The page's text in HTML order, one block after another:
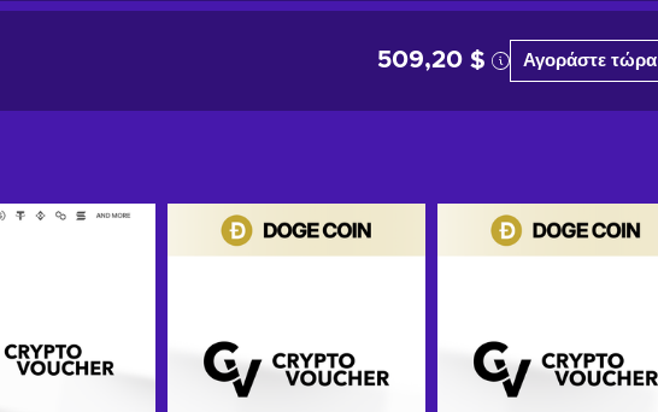
509,20 $ Αγοράστε τώρα